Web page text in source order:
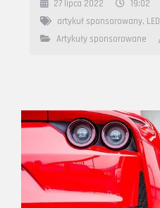
27 lipca 2022
19:02
artykuł sponsorowany, LED
Artykuły sponsorowane